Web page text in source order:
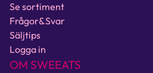
Se sortiment
Frågor&Svar
Säljtips
Logga in
OM SWEEATS